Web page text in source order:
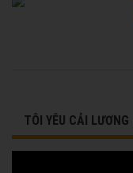
TÔI YÊU CẢI LƯƠNG